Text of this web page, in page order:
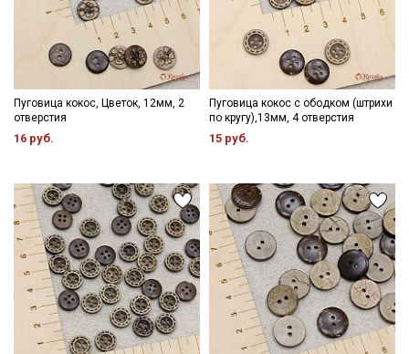
Пуговица кокос, Цветок, 12мм, 2
отверстия
16 руб.
Пуговица кокос с ободком (штрихи
по кругу),13мм, 4 отверстия
15 руб.